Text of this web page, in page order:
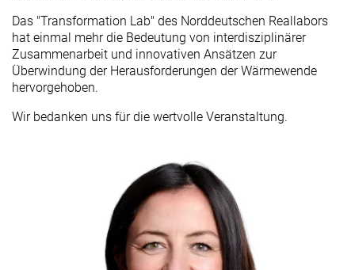
Das "Transformation Lab" des Norddeutschen Reallabors
hat einmal mehr die Bedeutung von interdisziplinärer
Zusammenarbeit und innovativen Ansätzen zur
Überwindung der Herausforderungen der Wärmewende
hervorgehoben.
Wir bedanken uns für die wertvolle Veranstaltung.